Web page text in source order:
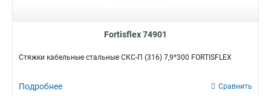
Fortisflex 74901
Стяжки кабельные стальные СКС-П (316) 7,9*300 FORTISFLEX
Подробнее Сравнить